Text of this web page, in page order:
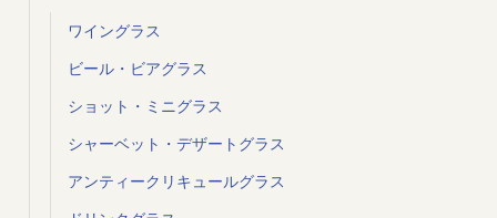
ワイングラス
ビール・ビアグラス
ショット・ミニグラス
シャーベット・デザートグラス
アンティークリキュールグラス